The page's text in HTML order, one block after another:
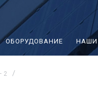
ОБОРУДОВАНИЕ НАШИ
2